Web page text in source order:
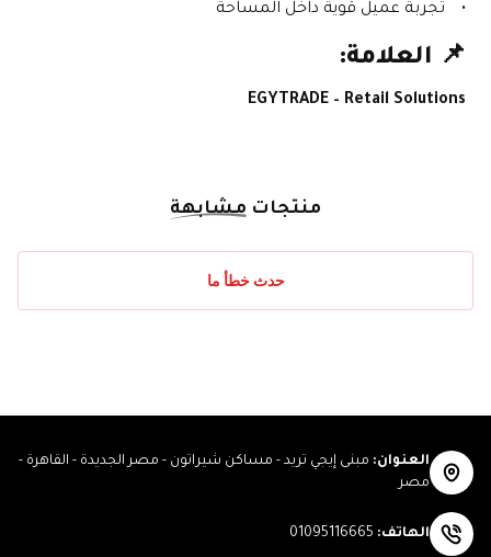
تجربة عميل قوية داخل المساحة
📌 العلامة:
EGYTRADE – Retail Solutions
منتجات مشابهة
حدث خطأ ما
العنوان: مبنى إيجي تريد - مساكن شيراتون - مصر الجديدة - القاهرة -
مصر
الهاتف:
01095116665